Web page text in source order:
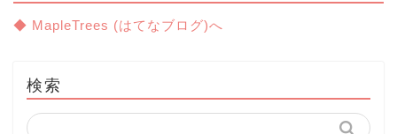
◆ MapleTrees (はてなブログ)へ
検索